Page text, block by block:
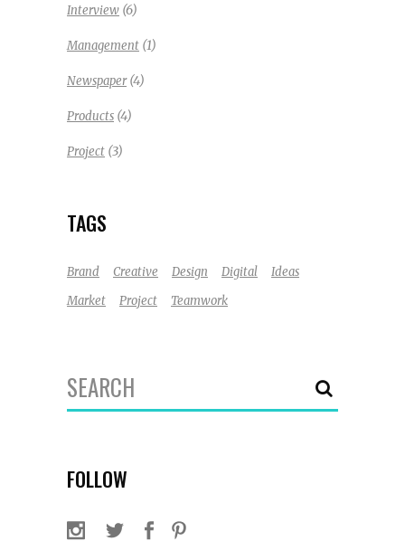
Interview (6)
Management (1)
Newspaper(4)
Products (4)
Project (3)
TAGS
Brand Creative Design Digital
Ideas
Market
Project Teamwork
Search
for:
FOLLOW